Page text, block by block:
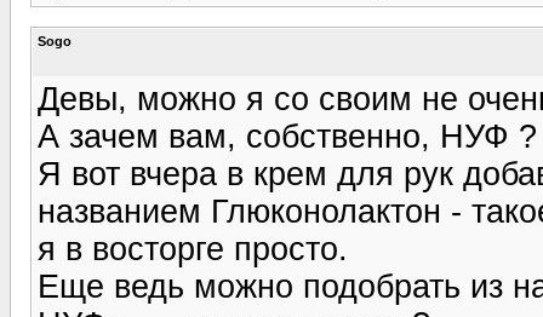
Sogo
Девы, можно я со своим не
А зачем вам, собственно, НУФ ?
Я вот вчера в крем для рук
названием Глюконолактон -
я в восторге просто.
Еще ведь можно подобрать из